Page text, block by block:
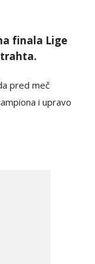
finala Lige
pred meč
i upravo